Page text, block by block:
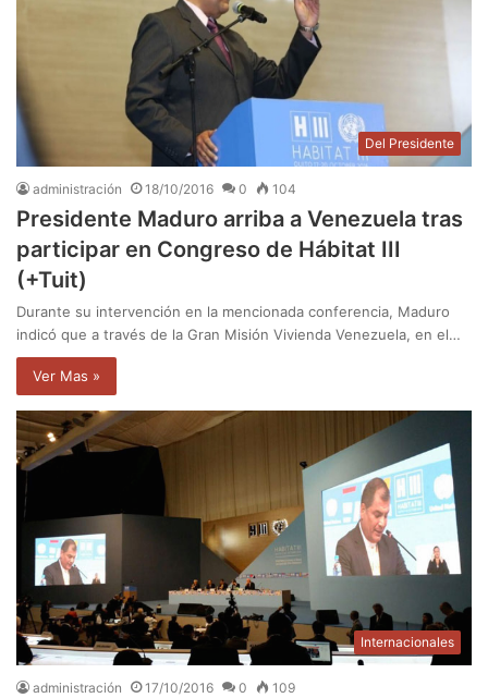
Del Presidente
administración 18/10/2016 0 104
Presidente Maduro arriba a Venezuela tras
participar en Congreso de Hábitat III
(+Tuit)
Durante su intervención en la mencionada conferencia, Maduro
indicó que a través de la Gran Misión Vivienda Venezuela, en el…
Ver Mas »
Internacionales
administración 17/10/2016 0 109